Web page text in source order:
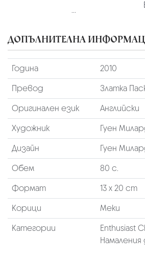
...
ДОПЪЛНИТЕЛНА
Година
2010
Превод
Златка
Оригинален език
Английски
Художник
Гуен
Дизайн
Гуен
Обем
80 с.
Формат
13 х 20 cm
Корици
Меки
Категории
Enthusiast
Намаления